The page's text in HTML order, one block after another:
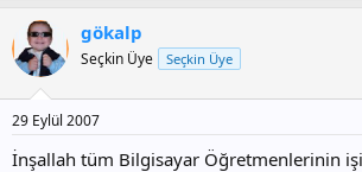
gökalp
Seçkin Üye Seçkin Üye
29 Eylül 2007
İnşallah tüm Bilgisayar Öğretmenlerinin